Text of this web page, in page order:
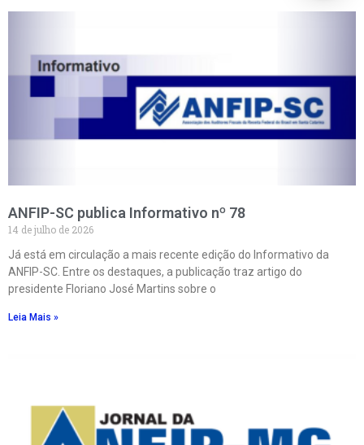
ANFIP-SC publica Informativo nº 78
14 de julho de 2026
Já está em circulação a mais recente edição do Informativo da
ANFIP-SC. Entre os destaques, a publicação traz artigo do
presidente Floriano José Martins sobre o
Leia Mais »